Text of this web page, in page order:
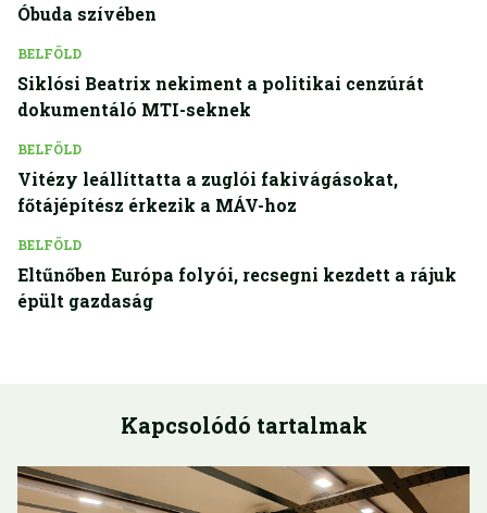
Óbuda szívében
BELFÖLD
Siklósi Beatrix nekiment a politikai cenzúrát
dokumentáló MTI-seknek
BELFÖLD
Vitézy leállíttatta a zuglói fakivágásokat,
főtájépítész érkezik a MÁV-hoz
BELFÖLD
Eltűnőben Európa folyói, recsegni kezdett a rájuk
épült gazdaság
Kapcsolódó tartalmak